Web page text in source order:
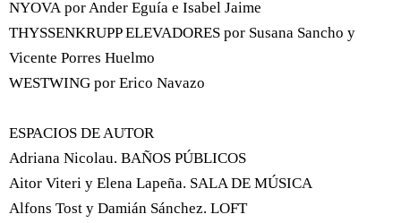
NYOVA por Ander Eguía e Isabel Jaime
THYSSENKRUPP ELEVADORES por Susana Sancho y
Vicente Porres Huelmo
WESTWING por Erico Navazo
ESPACIOS DE AUTOR
Adriana Nicolau. BAÑOS PÚBLICOS
Aitor Viteri y Elena Lapeña. SALA DE MÚSICA
Alfons Tost y Damián Sánchez. LOFT